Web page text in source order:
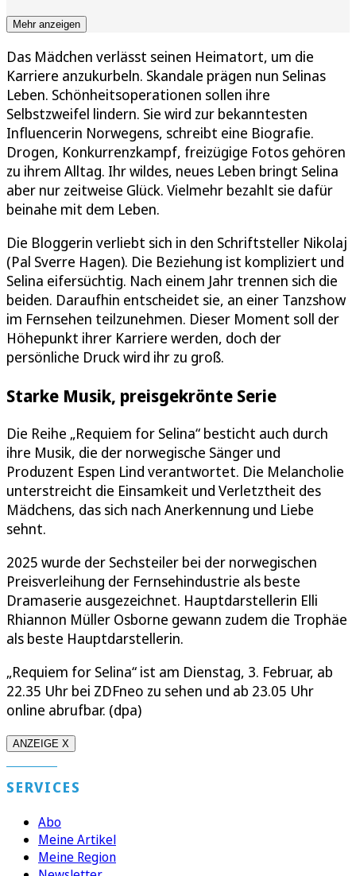
Mehr anzeigen
Das Mädchen verlässt seinen Heimatort, um die
Karriere anzukurbeln. Skandale prägen nun Selinas
Leben. Schönheitsoperationen sollen ihre
Selbstzweifel lindern. Sie wird zur bekanntesten
Influencerin Norwegens, schreibt eine Biografie.
Drogen, Konkurrenzkampf, freizügige Fotos gehören
zu ihrem Alltag. Ihr wildes, neues Leben bringt Selina
aber nur zeitweise Glück. Vielmehr bezahlt sie dafür
beinahe mit dem Leben.
Die Bloggerin verliebt sich in den Schriftsteller Nikolaj
(Pal Sverre Hagen). Die Beziehung ist kompliziert und
Selina eifersüchtig. Nach einem Jahr trennen sich die
beiden. Daraufhin entscheidet sie, an einer Tanzshow
im Fernsehen teilzunehmen. Dieser Moment soll der
Höhepunkt ihrer Karriere werden, doch der
persönliche Druck wird ihr zu groß.
Starke Musik, preisgekrönte Serie
Die Reihe „Requiem for Selina“ besticht auch durch
ihre Musik, die der norwegische Sänger und
Produzent Espen Lind verantwortet. Die Melancholie
unterstreicht die Einsamkeit und Verletztheit des
Mädchens, das sich nach Anerkennung und Liebe
sehnt.
2025 wurde der Sechsteiler bei der norwegischen
Preisverleihung der Fernsehindustrie als beste
Dramaserie ausgezeichnet. Hauptdarstellerin Elli
Rhiannon Müller Osborne gewann zudem die Trophäe
als beste Hauptdarstellerin.
„Requiem for Selina“ ist am Dienstag, 3. Februar, ab
22.35 Uhr bei ZDFneo zu sehen und ab 23.05 Uhr
online abrufbar. (dpa)
ANZEIGE X
SERVICES
Abo
Meine Artikel
Meine Region